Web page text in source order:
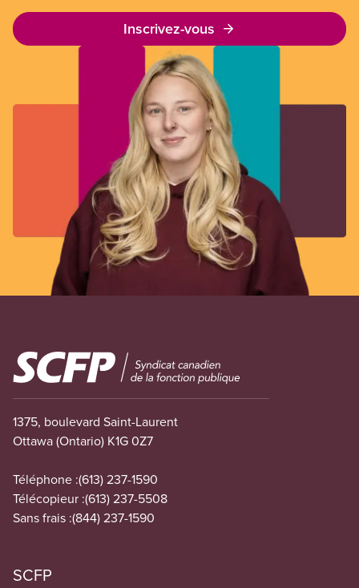
Inscrivez-vous
Image
1375, boulevard Saint-Laurent
Ottawa (Ontario) K1G 0Z7
Téléphone :(613) 237-1590
Télécopieur :(613) 237-5508
Sans frais :(844) 237-1590
SCFP